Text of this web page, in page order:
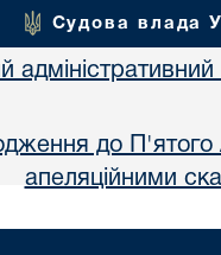
Судова влада
адміністративний
до П'ятого
апеляційними